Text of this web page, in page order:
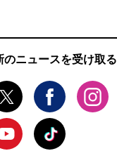
のニュースを受け取る